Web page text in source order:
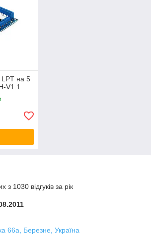
LPT на 5
V1.1
з 1030 відгуків за рік
66а, Березне, Україна